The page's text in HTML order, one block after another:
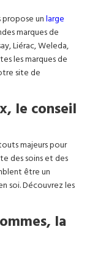
unlarge
marques de
Liérac, Weleda,
les marques de
site de
le conseil
majeurs pour
des soins et des
être un
soi. Découvrez les
la